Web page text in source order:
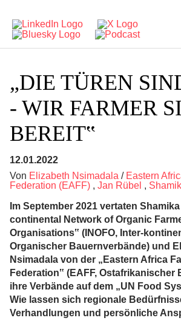
„DIE TÜREN
- WIR FARMER
BEREIT‟
12.01.2022
Von Elizabeth Nsimadala / Eastern
Federation (EAFF) , Jan Rübel ,
Im September 2021 vertaten
continental Network of Organic
Organisations‟ (INOFO, Inter-
Organischer Bauernverbände) und
Nsimadala von der „Eastern Africa
Federation‟ (EAFF, Ostafrikanischer
ihre Verbände auf dem „UN Food
Wie lassen sich regionale
Verhandlungen und persönliche